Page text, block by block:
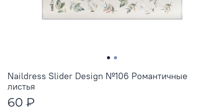
Naildress Slider Design №106 Романтичные
листья
60 ₽